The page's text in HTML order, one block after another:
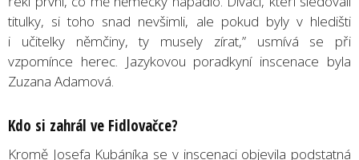
titulky, si toho snad nevšimli, ale pokud byly v hledišti
i učitelky němčiny, ty musely zírat,” usmívá se při
vzpomínce herec. Jazykovou poradkyní inscenace byla
Zuzana Adamová.
Kdo si zahrál ve Fidlovačce?
Kromě Josefa Kubáníka se v inscenaci objevila podstatná